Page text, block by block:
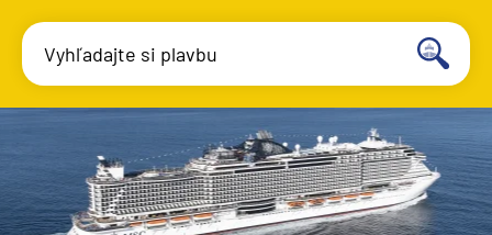
Vyhľadajte si plavbu